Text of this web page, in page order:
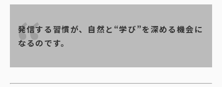
発信する習慣が、自然と“学び”を深める機会に
なるのです。